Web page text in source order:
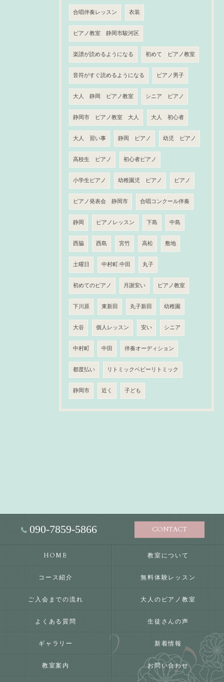
合唱伴奏レッスン 衣装
ピアノ教室 静岡市駿河区
楽譜が読めるようになる 初めて ピアノ教室
音符がすぐ読めるようになる ピアノ男子
大人 静岡 ピアノ教室 シニア ピアノ
静岡市 ピアノ教室 大人 大人 初心者
大人 習い事 静岡 ピアノ 幼児 ピアノ
高校生 ピアノ 初心者ピアノ
小学生ピアノ 幼稚園児 ピアノ ピアノ
ピアノ発表会 静岡市 合唱コンクール伴奏
静岡 ピアノレッスン 下島 中島
西脇 西島 宮竹 高松 敷地
土曜日 中村町.中田 丸子
初めてのピアノ 月謝安い ピアノ教室
下川原 東新田 丸子新田 幼稚園
大谷 個人レッスン 安い シニア
中村町 中田 伴奏オーディション
都度払い リトミックベビーリトミック
静岡市 近く 子ども
090-7859-5866 CONTACT
HOME 教室について
コース紹介 無料体験レッスン
ご入会までの流れ 大人のピアノ教室
よくある質問 生徒さんの声
ギャラリー 新着情報
教室案内 お問い合わせ